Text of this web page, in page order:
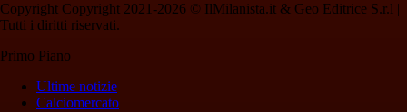
Copyright Copyright 2021-2026 © IlMilanista.it & Geo Editrice S.r.l |
Tutti i diritti riservati.
Primo Piano
Ultime notizie
Calciomercato